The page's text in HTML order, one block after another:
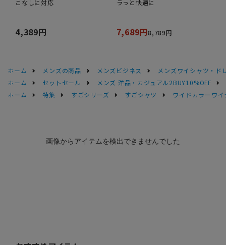
こなしに対応
4,389円
ラっと快適に
7,689円8,789円
ホーム メンズの商品 メンズビジネス
メンズワイシャツ・ド
ホーム
セットセール
メンズ 洋品・カジュアル2BUY10%OFF
ホーム
特集 すごシリーズ すごシャツ ワイドカラーワ